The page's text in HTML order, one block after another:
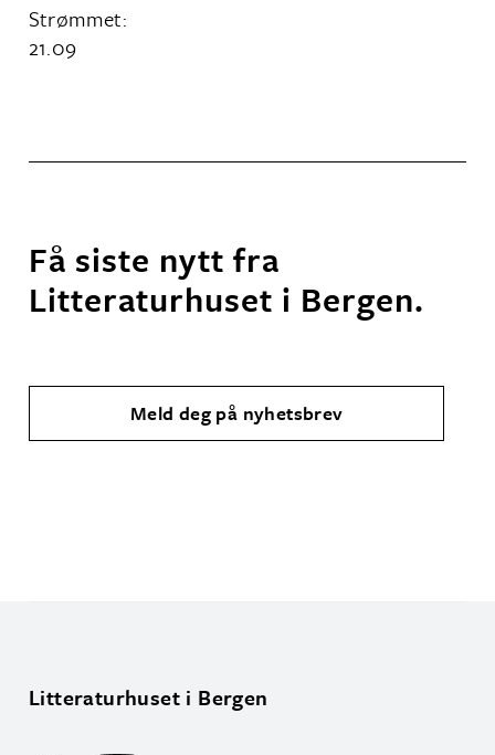
Strømmet:
21.09
Få siste nytt fra
Litteraturhuset i Bergen.
Meld deg på nyhetsbrev
Litteraturhuset i Bergen